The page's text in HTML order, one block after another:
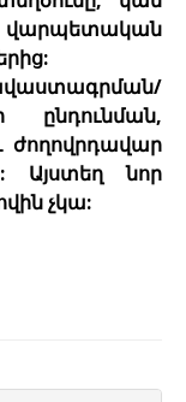
վարպետական
ընդունման,
ժողովրդավար
Այստեղ նոր
չկա: